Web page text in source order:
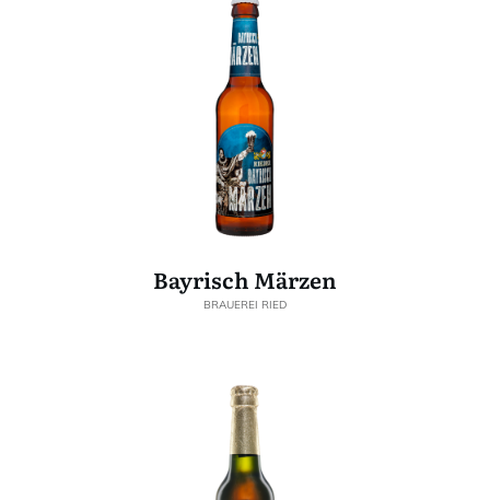
Bayrisch Märzen
BRAUEREI RIED